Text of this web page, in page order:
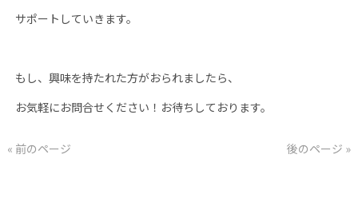
サポートしていきます。
もし、興味を持たれた方がおられましたら、
お気軽にお問合せください！お待ちしております。
« 前のページ 後のページ »